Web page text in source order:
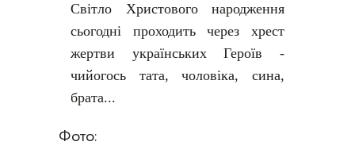
Світло Христового народження
сьогодні проходить через хрест
жертви українських Героїв -
чийогось тата, чоловіка, сина,
брата...
Фото: